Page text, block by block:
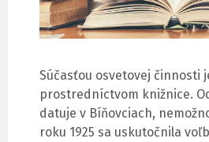
Súčasťou osvetovej činnosti
prostredníctvom knižnice.
datuje v Bíňovciach,
roku 1925 sa uskutočnila